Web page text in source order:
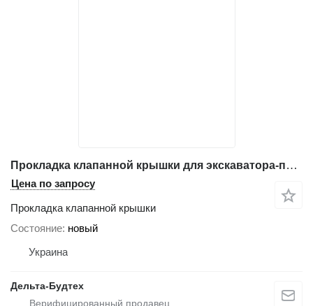
Прокладка клапанной крышки для экскаватора-погрузчика Komatsu WB97S-5
Цена по запросу
Прокладка клапанной крышки
Состояние новый
Украина
Дельта-Будтех